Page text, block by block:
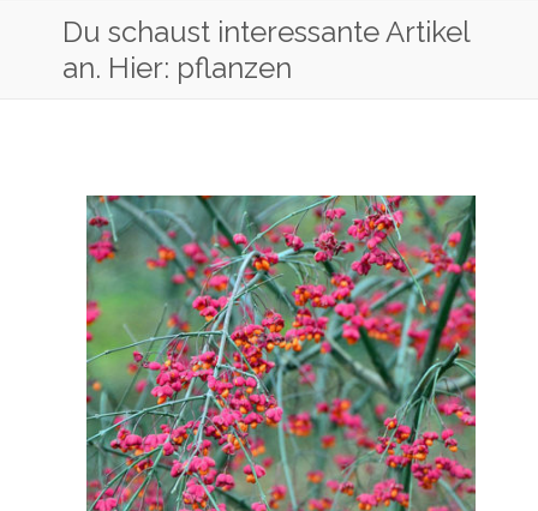
Du schaust interessante Artikel
an. Hier: pflanzen